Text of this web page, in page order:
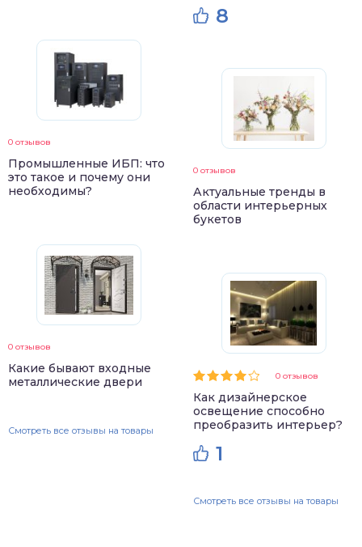
0 отзывов
Промышленные ИБП: что
это такое и почему они
необходимы?
0 отзывов
Какие бывают входные
металлические двери
Смотреть все отзывы на товары
8
0 отзывов
Актуальные тренды в
области интерьерных
букетов
0 отзывов
Как дизайнерское
освещение способно
преобразить интерьер?
1
Смотреть все отзывы на товары